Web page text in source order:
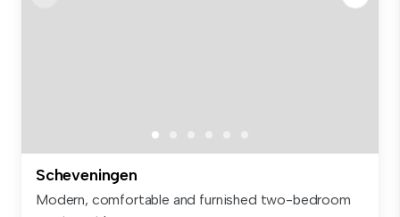
Scheveningen
Modern, comfortable and furnished two-bedroom